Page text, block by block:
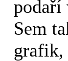
podaří
Sem
grafik,